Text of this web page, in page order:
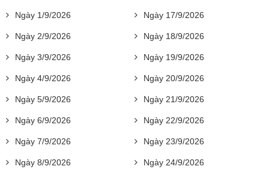
Ngày 1/9/2026
Ngày 2/9/2026
Ngày 3/9/2026
Ngày 4/9/2026
Ngày 5/9/2026
Ngày 6/9/2026
Ngày 7/9/2026
Ngày 8/9/2026
Ngày 17/9/2026
Ngày 18/9/2026
Ngày 19/9/2026
Ngày 20/9/2026
Ngày 21/9/2026
Ngày 22/9/2026
Ngày 23/9/2026
Ngày 24/9/2026